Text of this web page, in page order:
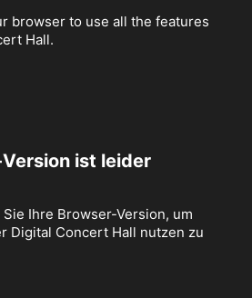
browser to use all the features
Hall.
ist leider
Ihre Browser-Version, um
Digital Concert Hall nutzen zu